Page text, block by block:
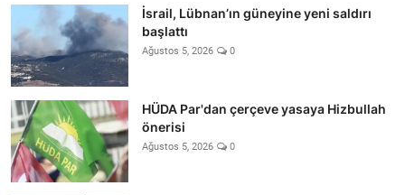
İsrail, Lübnan’ın güneyine yeni saldırı
başlattı
Ağustos 5, 2026 0
HÜDA Par'dan çerçeve yasaya Hizbullah
önerisi
Ağustos 5, 2026 0